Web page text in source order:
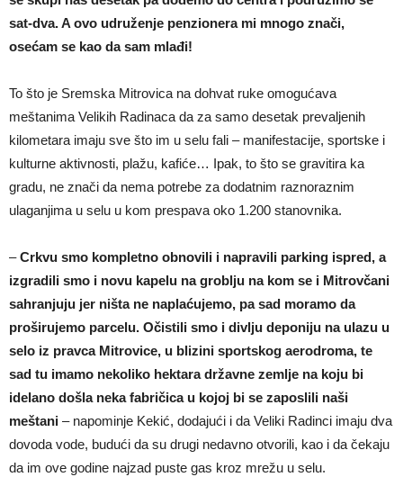
sat-dva. A ovo udruženje penzionera mi mnogo znači,
osećam se kao da sam mlađi!
To što je Sremska Mitrovica na dohvat ruke omogućava
meštanima Velikih Radinaca da za samo desetak prevaljenih
kilometara imaju sve što im u selu fali – manifestacije, sportske i
kulturne aktivnosti, plažu, kafiće… Ipak, to što se gravitira ka
gradu, ne znači da nema potrebe za dodatnim raznoraznim
ulaganjima u selu u kom prespava oko 1.200 stanovnika.
–Crkvu smo kompletno obnovili i napravili parking ispred, a
izgradili smo i novu kapelu na groblju na kom se i Mitrovčani
sahranjuju jer ništa ne naplaćujemo, pa sad moramo da
proširujemo parcelu. Očistili smo i divlju deponiju na ulazu u
selo iz pravca Mitrovice, u blizini sportskog aerodroma, te
sad tu imamo nekoliko hektara državne zemlje na koju bi
idelano došla neka fabričica u kojoj bi se zaposlili naši
meštani – napominje Kekić, dodajući i da Veliki Radinci imaju dva
dovoda vode, budući da su drugi nedavno otvorili, kao i da čekaju
da im ove godine najzad puste gas kroz mrežu u selu.